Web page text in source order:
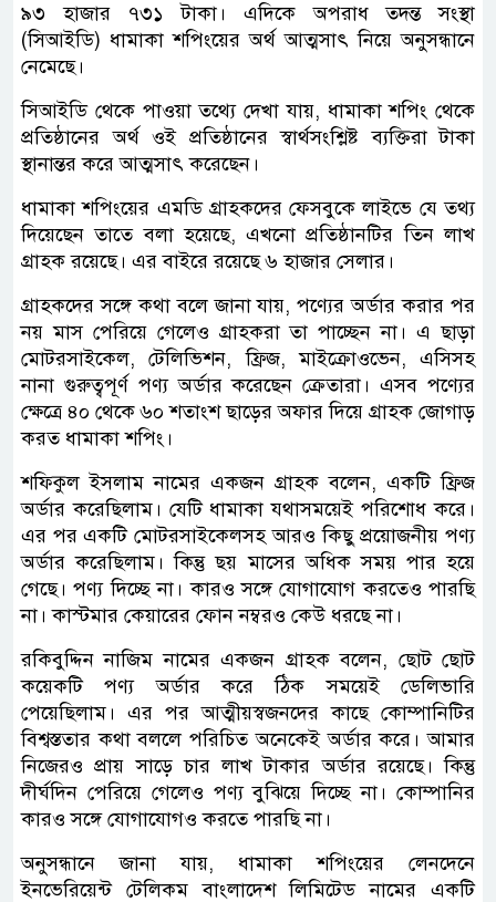
৯৩ হাজার ৭৩১ টাকা। এদিকে অপরাধ তদন্ত সংস্থা
(সিআইডি) ধামাকা শপিংয়ের অর্থ আত্মসাৎ নিয়ে অনুসন্ধানে
নেমেছে।
সিআইডি থেকে পাওয়া তথ্যে দেখা যায়, ধামাকা শপিং থেকে
প্রতিষ্ঠানের অর্থ ওই প্রতিষ্ঠানের স্বার্থসংশ্লিষ্ট ব্যক্তিরা টাকা
স্থানান্তর করে আত্মসাৎ করেছেন।
ধামাকা শপিংয়ের এমডি গ্রাহকদের ফেসবুকে লাইভে যে তথ্য
দিয়েছেন তাতে বলা হয়েছে, এখনো প্রতিষ্ঠানটির তিন লাখ
গ্রাহক রয়েছে। এর বাইরে রয়েছে ৬ হাজার সেলার।
গ্রাহকদের সঙ্গে কথা বলে জানা যায়, পণ্যের অর্ডার করার পর
নয় মাস পেরিয়ে গেলেও গ্রাহকরা তা পাচ্ছেন না। এ ছাড়া
মোটরসাইকেল, টেলিভিশন, ফ্রিজ, মাইক্রোওভেন, এসিসহ
নানা গুরুত্বপূর্ণ পণ্য অর্ডার করেছেন ক্রেতারা। এসব পণ্যের
ক্ষেত্রে ৪০ থেকে ৬০ শতাংশ ছাড়ের অফার দিয়ে গ্রাহক জোগাড়
করত ধামাকা শপিং।
শফিকুল ইসলাম নামের একজন গ্রাহক বলেন, একটি ফ্রিজ
অর্ডার করেছিলাম। যেটি ধামাকা যথাসময়েই পরিশোধ করে।
এর পর একটি মোটরসাইকেলসহ আরও কিছু প্রয়োজনীয় পণ্য
অর্ডার করেছিলাম। কিন্তু ছয় মাসের অধিক সময় পার হয়ে
গেছে। পণ্য দিচ্ছে না। কারও সঙ্গে যোগাযোগ করতেও পারছি
না। কাস্টমার কেয়ারের ফোন নম্বরও কেউ ধরছে না।
রকিবুদ্দিন নাজিম নামের একজন গ্রাহক বলেন, ছোট ছোট
কয়েকটি পণ্য অর্ডার করে ঠিক সময়েই ডেলিভারি
পেয়েছিলাম। এর পর আত্মীয়স্বজনদের কাছে কোম্পানিটির
বিশ্বস্ততার কথা বললে পরিচিত অনেকেই অর্ডার করে। আমার
নিজেরও প্রায় সাড়ে চার লাখ টাকার অর্ডার রয়েছে। কিন্তু
দীর্ঘদিন পেরিয়ে গেলেও পণ্য বুঝিয়ে দিচ্ছে না। কোম্পানির
কারও সঙ্গে যোগাযোগও করতে পারছি না।
অনুসন্ধানে জানা যায়, ধামাকা শপিংয়ের লেনদেনে
ইনভেরিয়েন্ট টেলিকম বাংলাদেশ লিমিটেড নামের একটি